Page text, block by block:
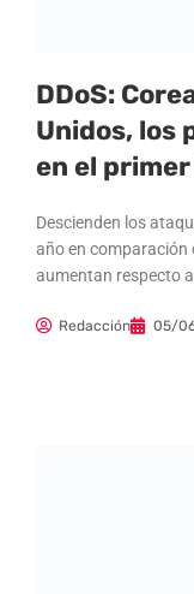
DDoS:
Unidos, los
en el
Descienden los
año en comparación
aumentan respecto
Redacción 05/